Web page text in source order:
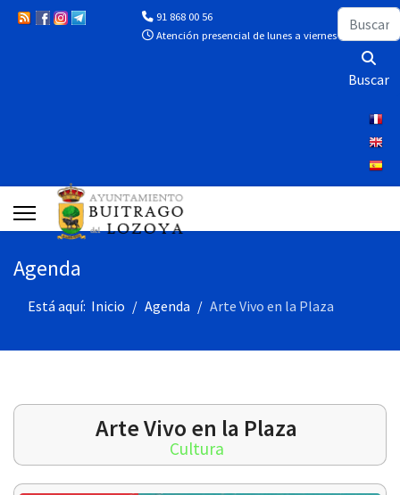
91 868 00 56
Atención presencial de lunes a viernes de 10:00 a
Buscar
Buscar
Agenda
Está aquí: Inicio Agenda Arte Vivo en la Plaza
Arte Vivo en la Plaza
Cultura